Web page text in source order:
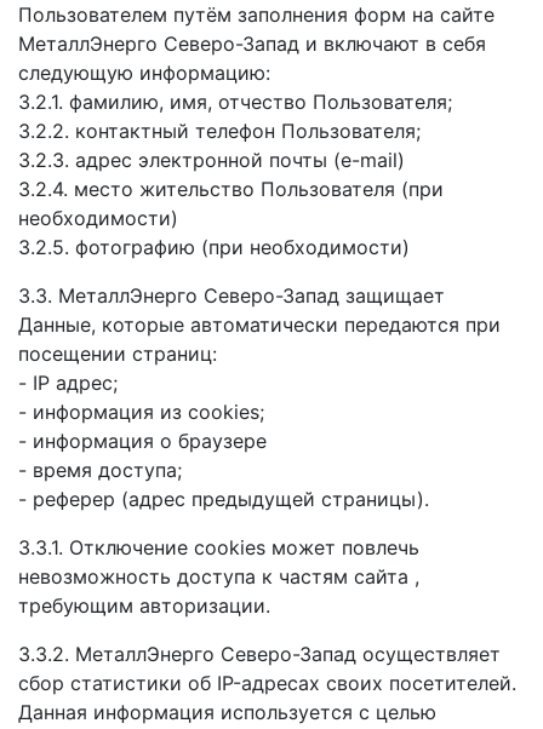
Пользователем путём заполнения форм на сайте
МеталлЭнерго Северо-Запад и включают в себя
следующую информацию:
3.2.1. фамилию, имя, отчество Пользователя;
3.2.2. контактный телефон Пользователя;
3.2.3. адрес электронной почты (e-mail)
3.2.4. место жительство Пользователя (при
необходимости)
3.2.5. фотографию (при необходимости)
3.3. МеталлЭнерго Северо-Запад защищает
Данные, которые автоматически передаются при
посещении страниц:
- IP адрес;
- информация из cookies;
- информация о браузере
- время доступа;
- реферер (адрес предыдущей страницы).
3.3.1. Отключение cookies может повлечь
невозможность доступа к частям сайта ,
требующим авторизации.
3.3.2. МеталлЭнерго Северо-Запад осуществляет
сбор статистики об IP-адресах своих посетителей.
Данная информация используется с целью